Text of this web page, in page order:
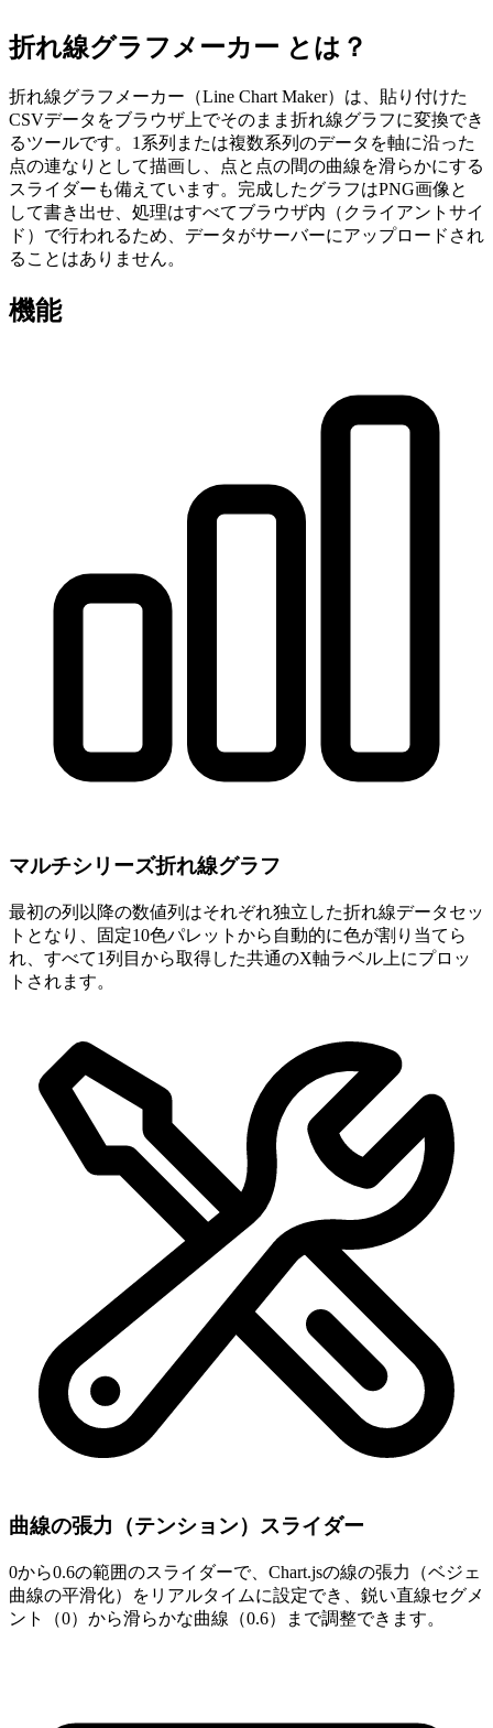
折れ線グラフメーカー とは？
折れ線グラフメーカー（Line Chart Maker）は、貼り付けた
CSVデータをブラウザ上でそのまま折れ線グラフに変換でき
るツールです。1系列または複数系列のデータを軸に沿った
点の連なりとして描画し、点と点の間の曲線を滑らかにする
スライダーも備えています。完成したグラフはPNG画像と
して書き出せ、処理はすべてブラウザ内（クライアントサイ
ド）で行われるため、データがサーバーにアップロードされ
ることはありません。
機能
マルチシリーズ折れ線グラフ
最初の列以降の数値列はそれぞれ独立した折れ線データセッ
トとなり、固定10色パレットから自動的に色が割り当てら
れ、すべて1列目から取得した共通のX軸ラベル上にプロッ
トされます。
曲線の張力（テンション）スライダー
0から0.6の範囲のスライダーで、Chart.jsの線の張力（ベジェ
曲線の平滑化）をリアルタイムに設定でき、鋭い直線セグメ
ント（0）から滑らかな曲線（0.6）まで調整できます。